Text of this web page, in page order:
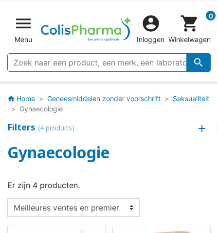

Menu


Inloggen
shopping_cart 0
Winkelwagen
home Home Geneesmiddelen zonder voorschrift
Seksualiteit
Gynaecologie
Filters (4 produits)
Gynaecologie
Er zijn 4 producten.